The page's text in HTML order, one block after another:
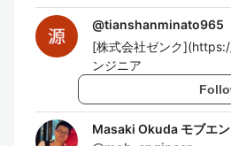
@tianshanminato965
[株式会社ゼンク
ンジニア
Masaki Okuda モブエ